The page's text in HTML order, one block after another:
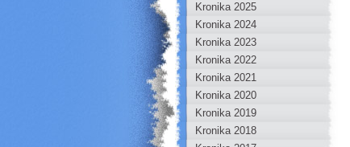
Kronika 2025
Kronika 2024
Kronika 2023
Kronika 2022
Kronika 2021
Kronika 2020
Kronika 2019
Kronika 2018